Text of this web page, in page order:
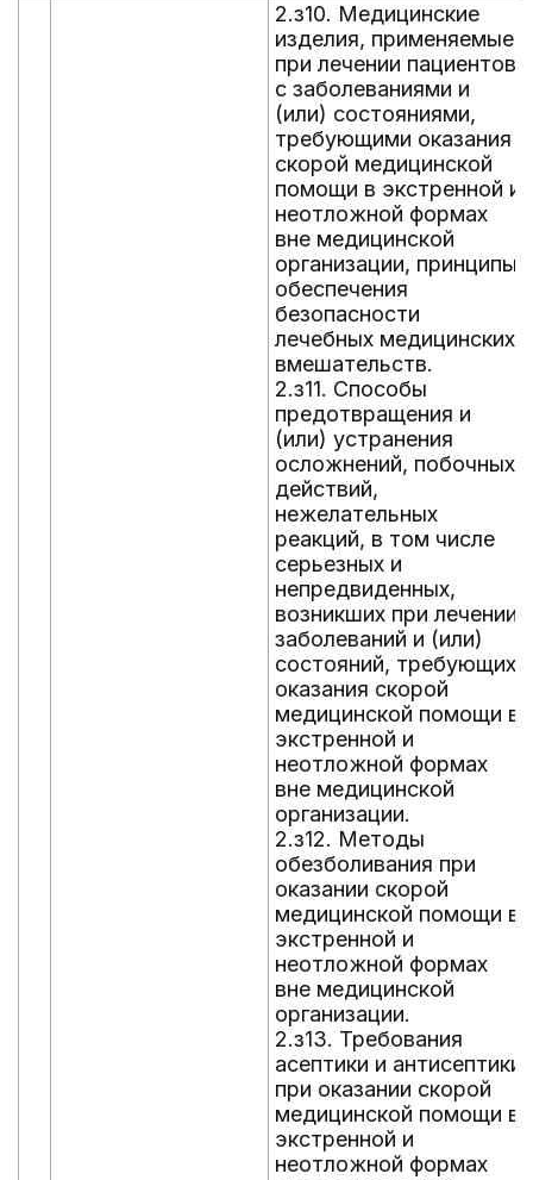
2.з10. Медицинские
изделия, применяемые
при лечении пациентов
с заболеваниями и
(или) состояниями,
требующими оказания
скорой медицинской
помощи в экстренной и
неотложной формах
вне медицинской
организации, принципы
обеспечения
безопасности
лечебных медицинских
вмешательств.
2.з11. Способы
предотвращения и
(или) устранения
осложнений, побочных
действий,
нежелательных
реакций, в том числе
серьезных и
непредвиденных,
возникших при лечении
заболеваний и (или)
состояний, требующих
оказания скорой
медицинской помощи в
экстренной и
неотложной формах
вне медицинской
организации.
2.з12. Методы
обезболивания при
оказании скорой
медицинской помощи в
экстренной и
неотложной формах
вне медицинской
организации.
2.з13. Требования
асептики и антисептики
при оказании скорой
медицинской помощи в
экстренной и
неотложной формах